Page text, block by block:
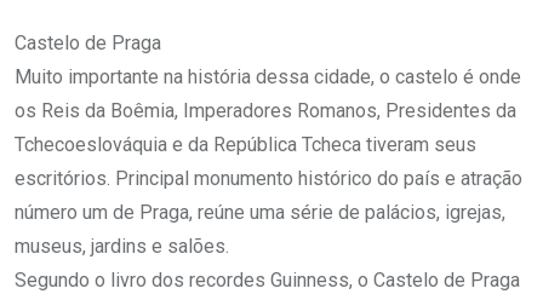
Castelo de Praga
Muito importante na história dessa cidade, o castelo é onde
os Reis da Boêmia, Imperadores Romanos, Presidentes da
Tchecoeslováquia e da República Tcheca tiveram seus
escritórios. Principal monumento histórico do país e atração
número um de Praga, reúne uma série de palácios, igrejas,
museus, jardins e salões.
Segundo o livro dos recordes Guinness, o Castelo de Praga